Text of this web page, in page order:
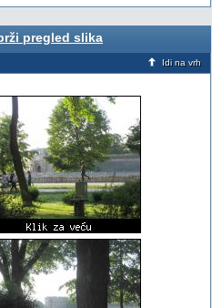
pregled slika
Idi na vrh